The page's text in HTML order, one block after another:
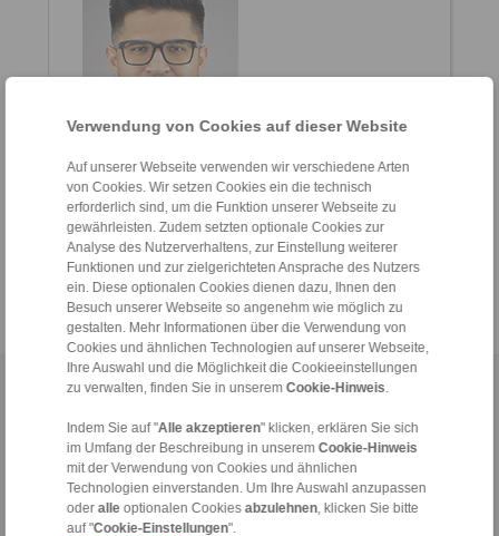
Verwendung von Cookies auf dieser Website
Auf unserer Webseite verwenden wir verschiedene Arten
von Cookies. Wir setzen Cookies ein die technisch
erforderlich sind, um die Funktion unserer Webseite zu
gewährleisten. Zudem setzten optionale Cookies zur
Analyse des Nutzerverhaltens, zur Einstellung weiterer
Funktionen und zur zielgerichteten Ansprache des Nutzers
ein. Diese optionalen Cookies dienen dazu, Ihnen den
Besuch unserer Webseite so angenehm wie möglich zu
gestalten. Mehr Informationen über die Verwendung von
Cookies und ähnlichen Technologien auf unserer Webseite,
Ihre Auswahl und die Möglichkeit die Cookieeinstellungen
zu verwalten, finden Sie in unserem Cookie-Hinweis
Indem Sie auf "Alle akzeptieren" klicken, erklären Sie sich
im Umfang der Beschreibung in unserem Cookie-Hinweis
mit der Verwendung von Cookies und ähnlichen
Technologien einverstanden. Um Ihre Auswahl anzupassen
oder alleoptionalen Cookies abzulehnen, klicken Sie bitte
auf "Cookie-Einstellungen".
Thinesh Kumar
General Manager
+6012-589 8975
thinesh.kumar@ringspann.com
Home|Kontaktformular|Impressum|Datenschutzerklärung
Allgemeine Verkaufsbedingungen
| Hinweisgeberplattform |